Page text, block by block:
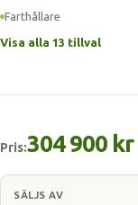
Farthållare
Visa alla 13 tillval
Pris:304 900 kr
SÄLJS AV